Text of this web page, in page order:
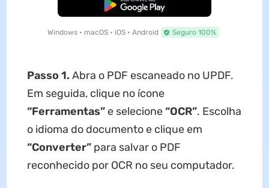
Baixar Grátis
Windows • macOS • iOS • Android Seguro 100%
Passo 1. Abra o PDF escaneado no UPDF.
Em seguida, clique no ícone
“Ferramentas”e selecione“OCR”. Escolha
o idioma do documento e clique em
“Converter”para salvar o PDF
reconhecido por OCR no seu computador.